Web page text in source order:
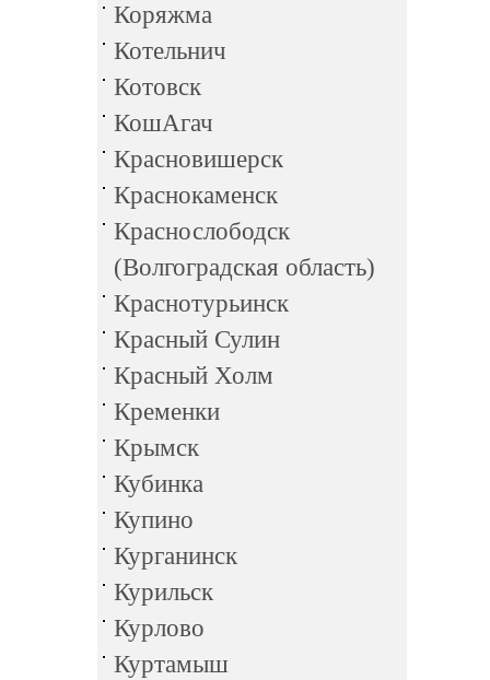
Коряжма
Котельнич
Котовск
КошАгач
Красновишерск
Краснокаменск
Краснослободск
(Волгоградская область)
Краснотурьинск
Красный Сулин
Красный Холм
Кременки
Крымск
Кубинка
Купино
Курганинск
Курильск
Курлово
Куртамыш